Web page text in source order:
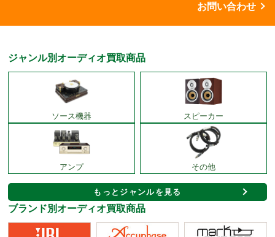
お問い合わせ
ジャンル別オーディオ買取商品
ソース機器 スピーカー
アンプ その他
もっとジャンルを見る
ブランド別オーディオ買取商品